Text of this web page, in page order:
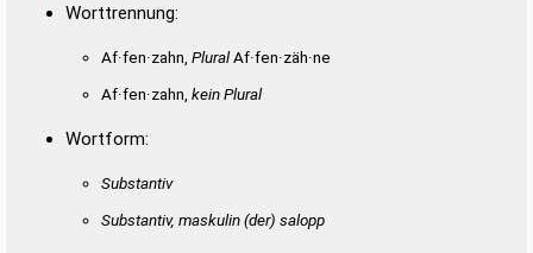
Worttrennung:
Af·fen·zahn, PluralAf·fen·zäh·ne
Af·fen·zahn, kein Plural
Wortform:
Substantiv
Substantiv, maskulin(der) salopp